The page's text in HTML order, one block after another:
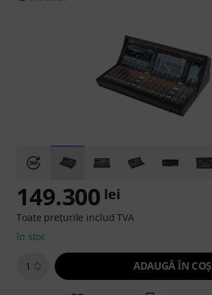
149.300 lei
Toate prețurile includ TVA
în stoc
1 ADAUGĂ ÎN COŞ